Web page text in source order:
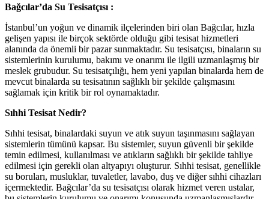
Bağcılar’da Su Tesisatçısı :
İstanbul’un yoğun ve dinamik ilçelerinden biri olan Bağcılar, hızla
gelişen yapısı ile birçok sektörde olduğu gibi tesisat hizmetleri
alanında da önemli bir pazar sunmaktadır. Su tesisatçısı, binaların su
sistemlerinin kurulumu, bakımı ve onarımı ile ilgili uzmanlaşmış bir
meslek grubudur. Su tesisatçılığı, hem yeni yapılan binalarda hem de
mevcut binalarda su tesisatının sağlıklı bir şekilde çalışmasını
sağlamak için kritik bir rol oynamaktadır.
Sıhhi Tesisat Nedir?
Sıhhi tesisat, binalardaki suyun ve atık suyun taşınmasını sağlayan
sistemlerin tümünü kapsar. Bu sistemler, suyun güvenli bir şekilde
temin edilmesi, kullanılması ve atıkların sağlıklı bir şekilde tahliye
edilmesi için gerekli olan altyapıyı oluşturur. Sıhhi tesisat, genellikle
su boruları, musluklar, tuvaletler, lavabo, duş ve diğer sıhhi cihazları
içermektedir. Bağcılar’da su tesisatçısı olarak hizmet veren ustalar,